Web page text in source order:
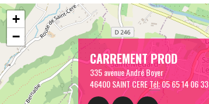
CARREMENT PROD
335 avenue André Boyer
46400 SAINT CERETél:05 65 14 06 33
+
−